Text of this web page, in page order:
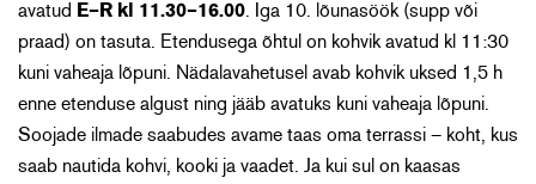
avatud
E–R kl 11.30–16.00 . Iga 10. lõunasöök (supp või
praad) on tasuta. Etendusega õhtul on kohvik avatud kl 11:30
kuni vaheaja lõpuni. Nädalavahetusel avab kohvik uksed 1,5 h
enne etenduse algust ning jääb avatuks kuni vaheaja lõpuni.
Soojade ilmade saabudes avame taas oma terrassi – koht, kus
saab nautida kohvi, kooki ja vaadet. Ja kui sul on kaasas